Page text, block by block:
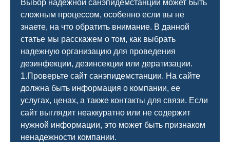
Выбор надежной санэпидемстанции может быть
сложным процессом, особенно если вы не
знаете, на что обратить внимание. В данной
статье мы расскажем о том, как выбрать
надежную организацию для проведения
дезинфекции, дезинсекции или дератизации.
1.Проверьте сайт санэпидемстанции. На сайте
должна быть информация о компании, ее
услугах, ценах, а также контакты для связи. Если
сайт выглядит неаккуратно или не содержит
нужной информации, это может быть признаком
ненадежности компании.